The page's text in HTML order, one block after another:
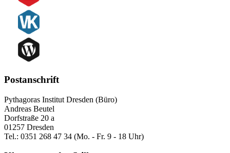
Postanschrift
Pythagoras Institut Dresden (Büro)
Andreas Beutel
Dorfstraße 20 a
01257 Dresden
Tel.: 0351 268 47 34 (Mo. - Fr. 9 - 18 Uhr)